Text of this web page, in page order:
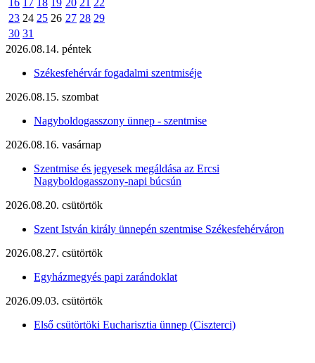
16 17 18 19 20 21 22
23 24 25 26 27 28 29
30 31
2026.08.14. péntek
Székesfehérvár fogadalmi szentmiséje
2026.08.15. szombat
Nagyboldogasszony ünnep - szentmise
2026.08.16. vasárnap
Szentmise és jegyesek megáldása az Ercsi
Nagyboldogasszony-napi búcsún
2026.08.20. csütörtök
Szent István király ünnepén szentmise Székesfehérváron
2026.08.27. csütörtök
Egyházmegyés papi zarándoklat
2026.09.03. csütörtök
Első csütörtöki Eucharisztia ünnep (Ciszterci)